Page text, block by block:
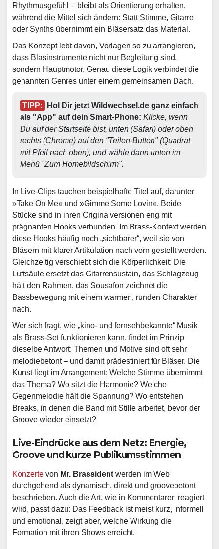
Rhythmusgefühl – bleibt als Orientierung erhalten,
während die Mittel sich ändern: Statt Stimme, Gitarre
oder Synths übernimmt ein Bläsersatz das Material.
Das Konzept lebt davon, Vorlagen so zu arrangieren,
dass Blasinstrumente nicht nur Begleitung sind,
sondern Hauptmotor. Genau diese Logik verbindet die
genannten Genres unter einem gemeinsamen Dach.
TIPP:
Hol Dir jetzt Wildwechsel.de ganz einfach
als "App" auf dein Smart-Phone: Klicke, wenn
Du auf der Startseite bist, unten (Safari) oder oben
rechts (Chrome) auf den "Teilen-Button" (Quadrat
mit Pfeil nach oben), und wähle dann unten im
Menü "Zum Homebildschirm".
In Live-Clips tauchen beispielhafte Titel auf, darunter
»Take On Me« und »Gimme Some Lovin«. Beide
Stücke sind in ihren Originalversionen eng mit
prägnanten Hooks verbunden. Im Brass-Kontext werden
diese Hooks häufig noch „sichtbarer“, weil sie von
Bläsern mit klarer Artikulation nach vorn gestellt werden.
Gleichzeitig verschiebt sich die Körperlichkeit: Die
Luftsäule ersetzt das Gitarrensustain, das Schlagzeug
hält den Rahmen, das Sousafon zeichnet die
Bassbewegung mit einem warmen, runden Charakter
nach.
Wer sich fragt, wie „kino- und fernsehbekannte“ Musik
als Brass-Set funktionieren kann, findet im Prinzip
dieselbe Antwort: Themen und Motive sind oft sehr
melodiebetont – und damit prädestiniert für Bläser. Die
Kunst liegt im Arrangement: Welche Stimme übernimmt
das Thema? Wo sitzt die Harmonie? Welche
Gegenmelodie hält die Spannung? Wo entstehen
Breaks, in denen die Band mit Stille arbeitet, bevor der
Groove wieder einsetzt?
Live-Eindrücke aus dem Netz: Energie,
Groove und kurze Publikumsstimmen
Konzerte von Mr. Brassident werden im Web
durchgehend als dynamisch, direkt und groovebetont
beschrieben. Auch die Art, wie in Kommentaren reagiert
wird, passt dazu: Das Feedback ist meist kurz, informell
und emotional, zeigt aber, welche Wirkung die
Formation mit ihren Shows erreicht.